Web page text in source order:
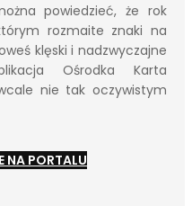
powiedzieć, że rok
rozmaite znaki na
klęski i nadzwyczajne
Ośrodka Karta
nie tak oczywistym
NA PORTALU